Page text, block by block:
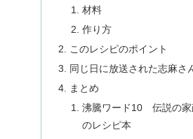
材料
作り方
このレシピのポイント
同じ日に放送された志麻さ
まとめ
沸騰ワード10 伝説の家
のレシピ本